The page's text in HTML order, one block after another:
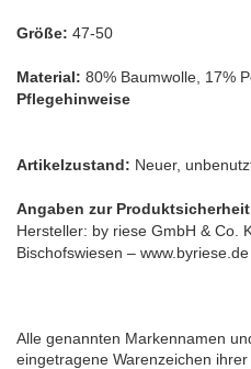
Größe: 47-50
Material: 80% Baumwolle, 17%
Pflegehinweise
Artikelzustand: Neuer,
Angaben zur Produktsicherheit
Hersteller: by riese GmbH & Co.
Bischofswiesen – www.byriese.de
Alle genannten Markennamen
eingetragene Warenzeichen